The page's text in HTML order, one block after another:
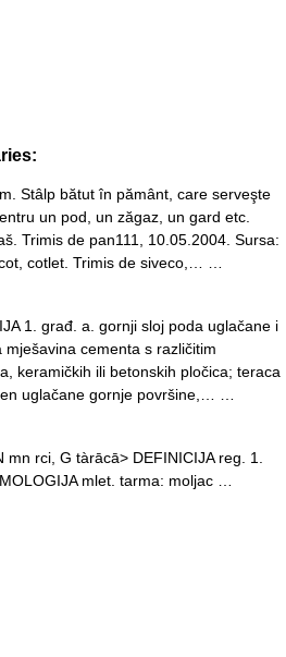
Stâlp bătut în pământ, care serveşte
un pod, un zăgaz, un gard etc.
Trimis de pan111, 10.05.2004. Sursa:
cotlet. Trimis de siveco,… …
1. građ. a. gornji sloj poda uglačane i
cementa s različitim
keramičkih ili betonskih pločica; teraca
uglačane gornje površine,… …
rci, G tàrācā> DEFINICIJA reg. 1.
mlet. tarma: moljac …